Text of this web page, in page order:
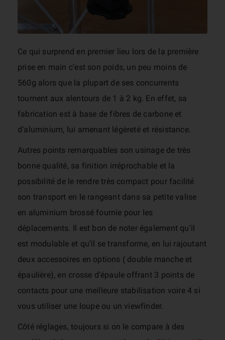
Ce qui surprend en premier lieu lors de la première
prise en main c’est son poids, un peu moins de
560g alors que la plupart de ses concurrents
tournent aux alentours de 1 à 2 kg. En effet, sa
fabrication est à base de fibres de carbone et
d’aluminium, lui amenant légèreté et résistance.
Autres points remarquables son usinage de très
bonne qualité, sa finition irréprochable et la
possibilité de le rendre très compact pour facilité
son transport en le rangeant dans sa petite valise
en aluminium brossé fournie pour les
déplacements. Il est bon de noter également qu’il
est modulable et qu’il se transforme, en lui rajoutant
deux accessoires en options ( double manche et
épaulière), en crosse d’épaule offrant 3 points de
contacts pour une meilleure stabilisation voire 4 si
vous utiliser une loupe ou un viewfinder.
Côté réglages, toujours si on le compare à des